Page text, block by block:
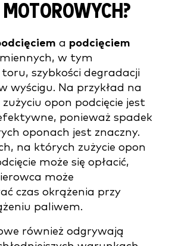
a podcięciem
w tym
szybkości degradacji
wyścigu. Na przykład na
opon podcięcie jest
ponieważ spadek
oponach jest znaczny.
na których zużycie opon
może się opłacić,
może
czas okrążenia przy
paliwem.
również odgrywają